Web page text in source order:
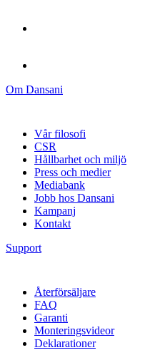
Om Dansani
Vår filosofi
CSR
Hållbarhet och miljö
Press och medier
Mediabank
Jobb hos Dansani
Kampanj
Kontakt
Support
Återförsäljare
FAQ
Garanti
Monteringsvideor
Deklarationer